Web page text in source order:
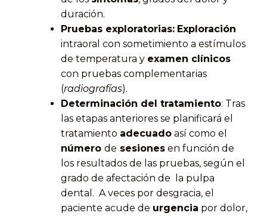
duración.
Pruebas exploratorias: Exploración
intraoral con sometimiento a estímulos
de temperatura y examen clínicos
con pruebas complementarias
(radiografías).
Determinación del tratamiento: Tras
las etapas anteriores se planificará el
tratamiento adecuado así como el
número de sesiones en función de
los resultados de las pruebas, según el
grado de afectación de la pulpa
dental. A veces por desgracia, el
paciente acude de urgencia por dolor,